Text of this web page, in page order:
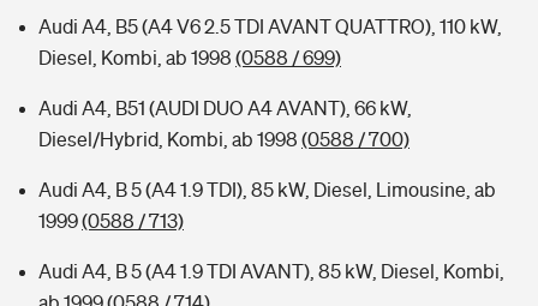
Audi A4, B5 (A4 V6 2.5 TDI AVANT QUATTRO), 110 kW,
Diesel, Kombi, ab 1998 (0588 / 699)
Audi A4, B51 (AUDI DUO A4 AVANT), 66 kW,
Diesel/Hybrid, Kombi, ab 1998 (0588 / 700)
Audi A4, B 5 (A4 1.9 TDI), 85 kW, Diesel, Limousine, ab
1999(0588 / 713)
Audi A4, B 5 (A4 1.9 TDI AVANT), 85 kW, Diesel, Kombi,